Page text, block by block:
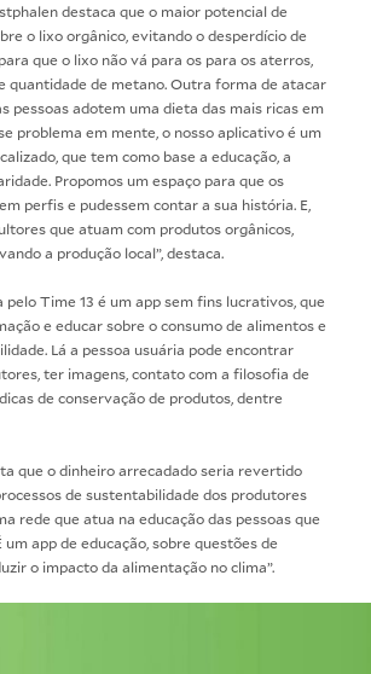
destaca que o maior potencial de
o lixo orgânico, evitando o desperdício de
que o lixo não vá para os para os aterros,
quantidade de metano. Outra forma de atacar
pessoas adotem uma dieta das mais ricas em
problema em mente, o nosso aplicativo é um
que tem como base a educação, a
Propomos um espaço para que os
perfis e pudessem contar a sua história. E,
que atuam com produtos orgânicos,
a produção local”, destaca.
Time 13 é um app sem fins lucrativos, que
e educar sobre o consumo de alimentos e
Lá a pessoa usuária pode encontrar
ter imagens, contato com a filosofia de
de conservação de produtos, dentre
que o dinheiro arrecadado seria revertido
de sustentabilidade dos produtores
rede que atua na educação das pessoas que
app de educação, sobre questões de
o impacto da alimentação no clima”.